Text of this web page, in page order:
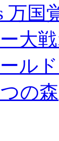
万
大
ル
の森